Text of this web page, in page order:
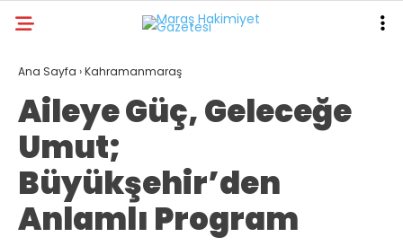
GALERİ VİDEO YAZARLAR
ANA SAYFA
KAHRAMANMARAŞ
GÜNDEM
Ana Sayfa ›Kahramanmaraş
Aileye Güç, Geleceğe
Umut;
Büyükşehir’den
Anlamlı Program